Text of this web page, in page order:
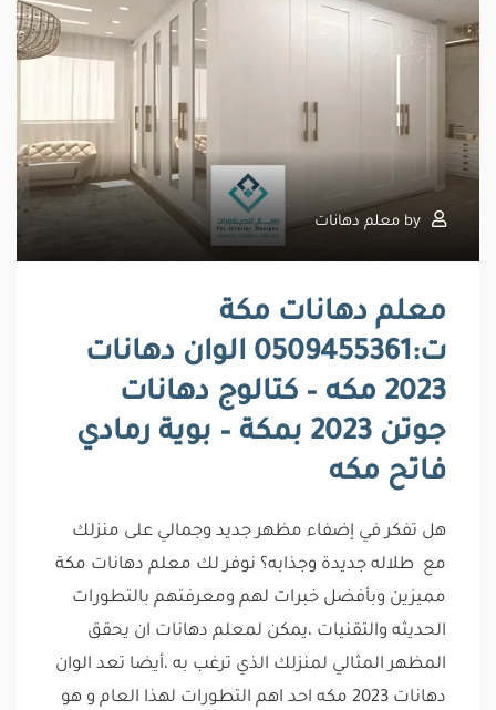
by معلم دهانات
معلم دهانات مكة
ت:0509455361 الوان دهانات
2023 مكه – كتالوج دهانات
جوتن 2023 بمكة – بوية رمادي
فاتح مكه
هل تفكر في إضفاء مظهر جديد وجمالي على منزلك
مع طلاله جديدة وجذابه؟ نوفر لك معلم دهانات مكة
مميزين وبأفضل خبرات لهم ومعرفتهم بالتطورات
الحديثه والتقنيات ،يمكن لمعلم دهانات ان يحقق
المظهر المثالي لمنزلك الذي ترغب به ،أيضا تعد الوان
دهانات 2023 مكه احد اهم التطورات لهذا العام و هو